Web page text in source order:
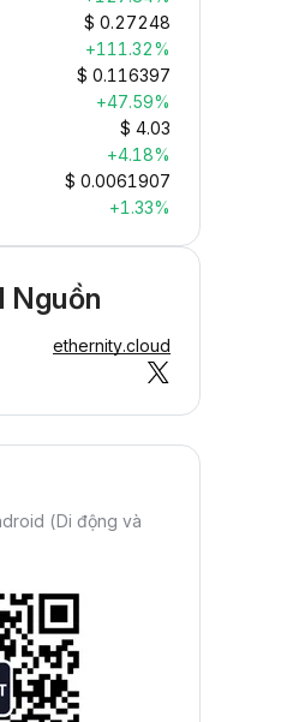
$ 0.27248
+111.32%
$ 0.116397
+47.59%
$ 4.03
+4.18%
$ 0.0061907
+1.33%
Nguồn
ethernity.cloud
(Di động và